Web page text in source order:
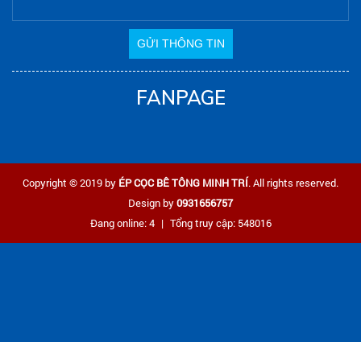
FANPAGE
Copyright © 2019 by ÉP CỌC BÊ TÔNG MINH TRÍ. All rights reserved.
Design by0931656757
Đang online: 4 | Tổng truy cập: 548016